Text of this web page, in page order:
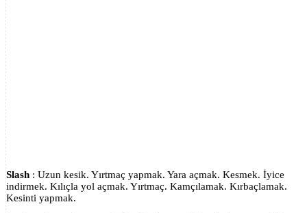
Slash : Uzun kesik. Yırtmaç yapmak. Yara açmak. Kesmek. İyice
indirmek. Kılıçla yol açmak. Yırtmaç. Kamçılamak. Kırbaçlamak.
Kesinti yapmak.